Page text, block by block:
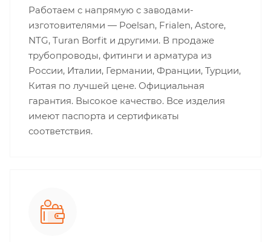
Работаем с напрямую с заводами-
изготовителями — Poelsan, Frialen, Astore,
NTG, Turan Borfit и другими. В продаже
трубопроводы, фитинги и арматура из
России, Италии, Германии, Франции, Турции,
Китая по лучшей цене. Официальная
гарантия. Высокое качество. Все изделия
имеют паспорта и сертификаты
соответствия.